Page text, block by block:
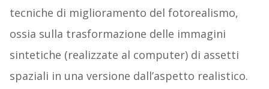
tecniche di miglioramento del fotorealismo,
ossia sulla trasformazione delle immagini
sintetiche (realizzate al computer) di assetti
spaziali in una versione dall’aspetto realistico.